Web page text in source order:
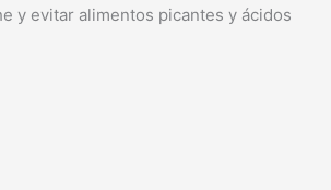
y evitar alimentos picantes y ácidos